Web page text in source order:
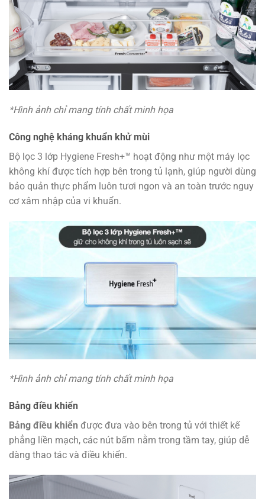
*Hình ảnh chỉ mang tính chất minh họa
Công nghệ kháng khuẩn khử mùi
Bộ lọc 3 lớp Hygiene Fresh+™ hoạt động như một máy lọc
không khí được tích hợp bên trong tủ lạnh, giúp người dùng
bảo quản thực phẩm luôn tươi ngon và an toàn trước nguy
cơ xâm nhập của vi khuẩn.
*Hình ảnh chỉ mang tính chất minh họa
Bảng điều khiển
Bảng điều khiển được đưa vào bên trong tủ với thiết kế
phẳng liền mạch, các nút bấm nằm trong tầm tay, giúp dễ
dàng thao tác và điều khiển.